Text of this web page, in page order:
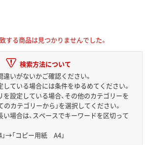
する商品は見つかりませんでした。
検索方法について
いがないかご確認ください。
ている場合には条件をゆるめてください。
設定している場合、その他のカテゴリーを
のカテゴリーから」を選択してください。
い場合は、スペースでキーワードを区切って
」→「コピー用紙 A4」